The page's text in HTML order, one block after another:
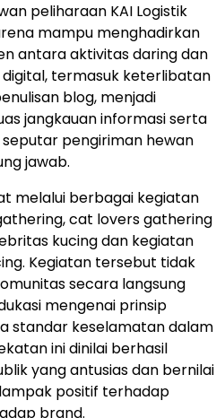
peliharaan KAI Logistik
mampu menghadirkan
antara aktivitas daring dan
termasuk keterlibatan
blog, menjadi
jangkauan informasi serta
pengiriman hewan
jawab.
melalui berbagai kegiatan
cat lovers gathering
kucing dan kegiatan
Kegiatan tersebut tidak
secara langsung
mengenai prinsip
standar keselamatan dalam
ini dinilai berhasil
yang antusias dan bernilai
positif terhadap
brand.